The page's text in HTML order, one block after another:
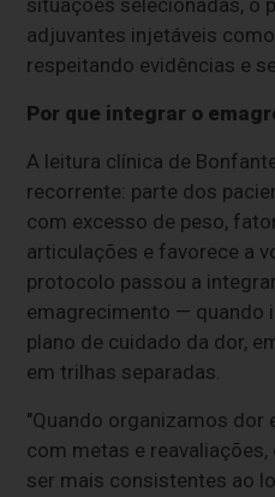
situações selecionadas, o
adjuvantes injetáveis
respeitando evidências e
Por que integrar o
A leitura clínica de
recorrente: parte dos
com excesso de peso,
articulações e favorece a
protocolo passou a
emagrecimento — quando
plano de cuidado da dor,
em trilhas separadas.
"Quando organizamos dor
com metas e
ser mais consistentes ao